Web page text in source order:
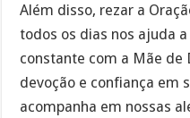
Além disso, rezar a
todos os dias nos ajuda
constante com a Mãe de
devoção e confiança em
acompanha em nossas